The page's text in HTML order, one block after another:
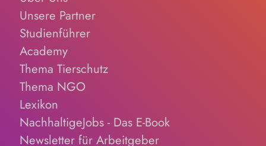
Unsere Partner
Studienführer
Academy
Thema Tierschutz
Thema NGO
Lexikon
NachhaltigeJobs - Das E-Book
Newsletter für Arbeitgeber